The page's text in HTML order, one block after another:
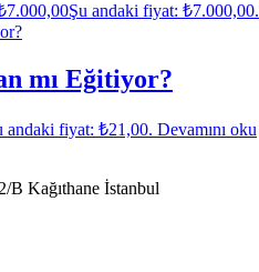
7.000,00Şu andaki fiyat: ₺7.000,00.
mı Eğitiyor?
andaki fiyat: ₺21,00. Devamını oku
B Kağıthane İstanbul